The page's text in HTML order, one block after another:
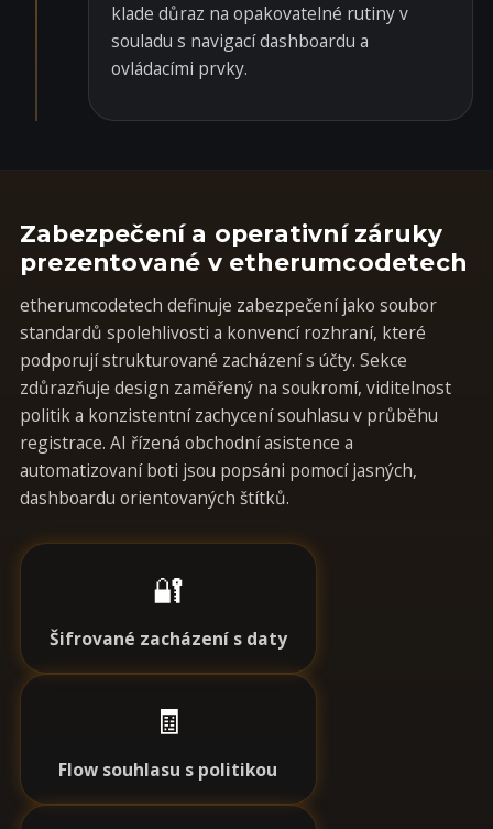
klade důraz na opakovatelné rutiny v
souladu s navigací dashboardu a
ovládacími prvky.
Zabezpečení a operativní záruky
prezentované v etherumcodetech
etherumcodetech definuje zabezpečení jako soubor
standardů spolehlivosti a konvencí rozhraní, které
podporují strukturované zacházení s účty. Sekce
zdůrazňuje design zaměřený na soukromí, viditelnost
politik a konzistentní zachycení souhlasu v průběhu
registrace. AI řízená obchodní asistence a
automatizovaní boti jsou popsáni pomocí jasných,
dashboardu orientovaných štítků.
🔐
Šifrované zacházení s daty
🧾
Flow souhlasu s politikou